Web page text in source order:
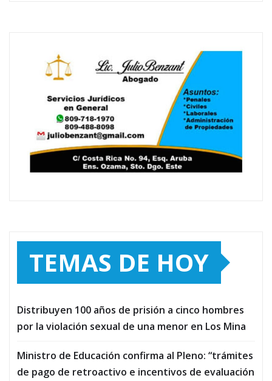
TEMAS DE HOY
Distribuyen 100 años de prisión a cinco hombres
por la violación sexual de una menor en Los Mina
Ministro de Educación confirma al Pleno: “trámites
de pago de retroactivo e incentivos de evaluación